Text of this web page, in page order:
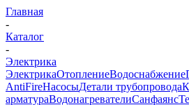
Главная
-
Каталог
-
Электрика
ЭлектрикаОтоплениеВодоснабжение
AntiFireНасосыДетали трубопровода
арматураВодонагревателиСанфаянс